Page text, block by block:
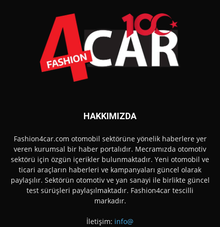
HAKKIMIZDA
Fashion4car.com otomobil sektörüne yönelik haberlere yer
veren kurumsal bir haber portalıdır. Mecramızda otomotiv
sektörü için özgün içerikler bulunmaktadır. Yeni otomobil ve
ticari araçların haberleri ve kampanyaları güncel olarak
paylaşılır. Sektörün otomotiv ve yan sanayi ile birlikte güncel
test sürüşleri paylaşılmaktadır. Fashion4car tescilli
markadır.
İletişim: info@